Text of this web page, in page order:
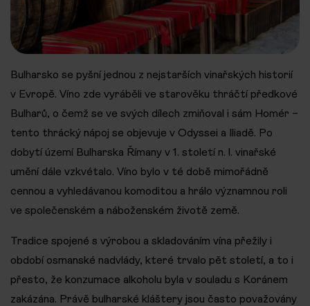
Bulharsko se pyšní jednou z nejstarších vinařských historií
v Evropě. Víno zde vyráběli ve starověku thráčtí předkové
Bulharů, o čemž se ve svých dílech zmiňoval i sám Homér –
tento thrácký nápoj se objevuje v Odyssei a Iliadě. Po
dobytí území Bulharska Římany v 1. století n. l. vinařské
umění dále vzkvétalo. Víno bylo v té době mimořádně
cennou a vyhledávanou komoditou a hrálo významnou roli
ve společenském a náboženském životě země.
Tradice spojené s výrobou a skladováním vína přežily i
období osmanské nadvlády, které trvalo pět století, a to i
přesto, že konzumace alkoholu byla v souladu s Koránem
zakázána. Právě bulharské kláštery jsou často považovány